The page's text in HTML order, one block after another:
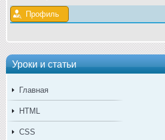
Уроки и статьи
Главная
HTML
CSS
Профиль